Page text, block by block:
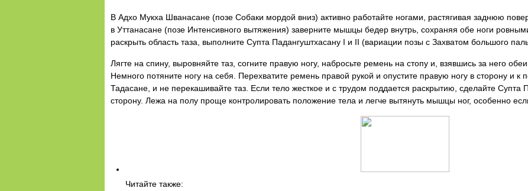
В Адхо Мукха Шванасане (позе Собаки мордой вниз) активно работайте ногами, растягивая заднюю
в Уттанасане (позе Интенсивного вытяжения) заверните мышцы бедер внутрь, сохраняя обе ноги
раскрыть область таза, выполните Супта Падангуштхасану I и II (вариации позы с Захватом большого
Лягте на спину, выровняйте таз, согните правую ногу, набросьте ремень на стопу и, взявшись за него
Немного потяните ногу на себя. Перехватите ремень правой рукой и опустите правую ногу в сторону и к
Тадасане, и не перекашивайте таз. Если тело жесткое и с трудом поддается раскрытию, сделайте Супта
сторону. Лежа на полу проще контролировать положение тела и легче вытянуть мышцы ног, особенно
Читайте также: